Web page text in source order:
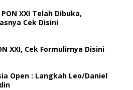
XXI Telah Dibuka,
Cek Disini
XXI, Cek Formulirnya Disini
Open : Langkah Leo/Daniel